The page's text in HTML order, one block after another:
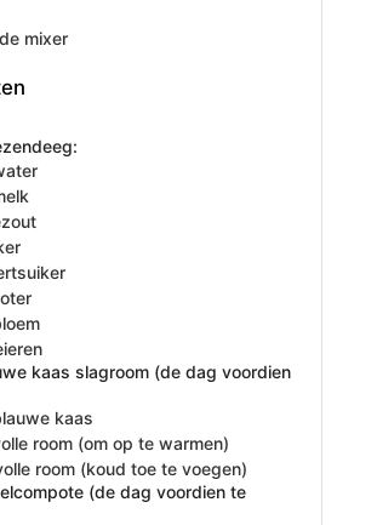
mixer
kaas slagroom (de dag voordien
kaas
room (om op te warmen)
room (koud toe te voegen)
(de dag voordien te